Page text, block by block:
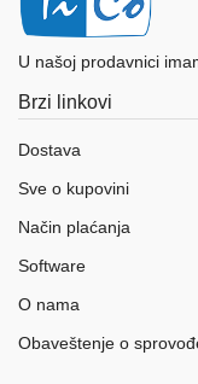
U našoj prodavnici
Brzi linkovi
Dostava
Sve o kupovini
Način plaćanja
Software
O nama
Obaveštenje o